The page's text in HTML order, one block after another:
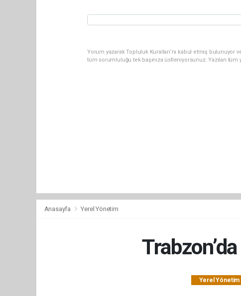
Yorum yazarak Topluluk Kuralları’nı kabul etmiş bulunuyor
tüm sorumluluğu tek başınıza üstleniyorsunuz. Yazılan
Anasayfa Yerel Yönetim
Yerel Yönetim